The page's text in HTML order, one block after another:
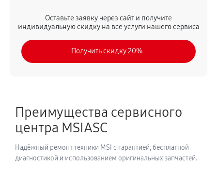
Оставьте заявку через сайт и получите
индивидуальную скидку на все услуги нашего сервиса
Получить скидку 20%
Преимущества сервисного
центра MSIASC
Надёжный ремонт техники MSI с гарантией, бесплатной
диагностикой и использованием оригинальных запчастей.